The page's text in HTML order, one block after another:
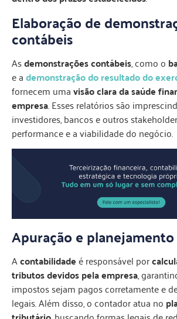
Elaboração de
contábeis
Asdemonstrações contábeis, como o
e ademonstração do resultado do
fornecem umavisão clara da saúde
empresa. Esses relatórios são
investidores, bancos e outros
performance e a viabilidade do negócio.
Apuração e
Acontabilidadeé responsável por
tributos devidos pela empresa,
impostos sejam pagos corretamente e
legais. Além disso, o contador atua no